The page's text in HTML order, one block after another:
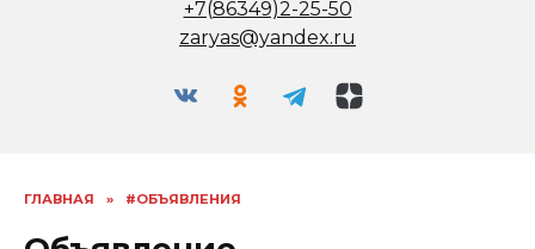
+7(86349)2-25-50
zaryas@yandex.ru
ГЛАВНАЯ » #ОБЪЯВЛЕНИЯ